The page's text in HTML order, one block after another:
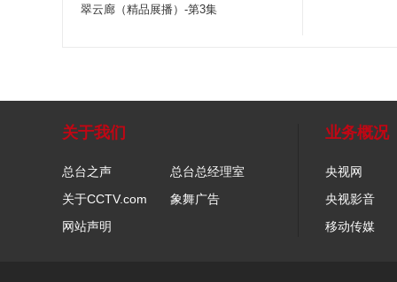
翠云廊（精品展播）-第3集
关于我们
总台之声
总台总经理室
关于CCTV.com
象舞广告
网站声明
业务概况
央视网
央视影音
移动传媒